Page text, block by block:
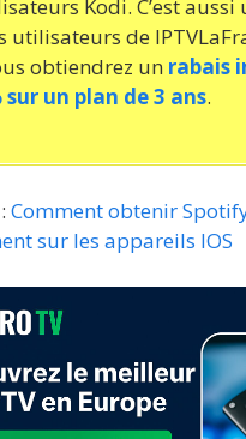
Kodi. C’est aussi
utilisateurs de
obtiendrez un rabais
sur un plan de 3 ans.
: Comment obtenir
sur les appareils IOS